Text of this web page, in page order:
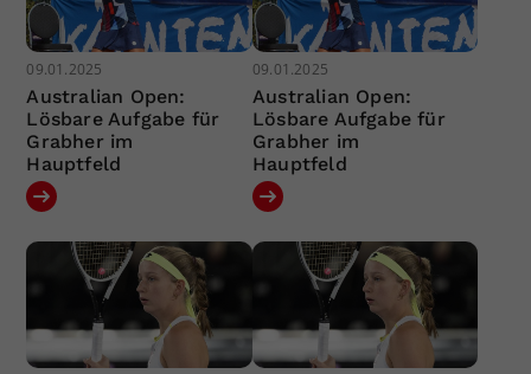
09.01.2025
Australian Open:
Lösbare Aufgabe für
Grabher im
Hauptfeld
09.01.2025
Australian Open:
Lösbare Aufgabe für
Grabher im
Hauptfeld